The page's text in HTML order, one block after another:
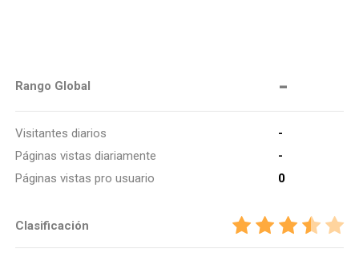
Rango Global -
Visitantes diarios
-
Páginas vistas diariamente
-
Páginas vistas pro usuario
0
Clasificación